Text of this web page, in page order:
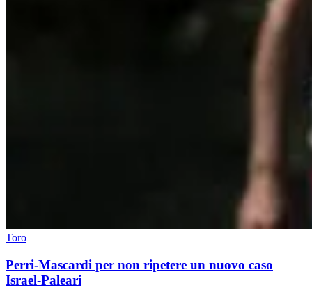
Toro
Perri-Mascardi per non ripetere un nuovo caso
Israel-Paleari